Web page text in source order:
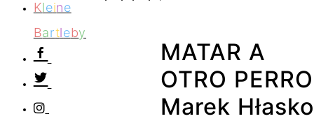
Kleine
Bartleby
MATAR A
OTRO PERRO
Marek Hłasko